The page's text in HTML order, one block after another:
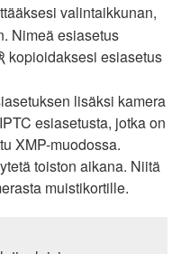
valintaikkunan,
Nimeä esiasetus
kopioidaksesi esiasetus
lisäksi kamera
esiasetusta, jotka on
XMP-muodossa.
toiston aikana. Niitä
muistikortille.